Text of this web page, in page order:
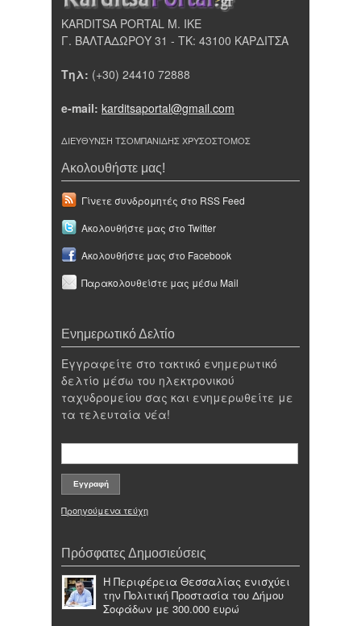
KARDITSA PORTAL Μ. ΙΚΕ
Γ. ΒΑΛΤΑΔΩΡΟΥ 31 - ΤΚ: 43100 ΚΑΡΔΙΤΣΑ
Τηλ: (+30) 24410 72888
e-mail: karditsaportal@gmail.com
ΔΙΕΥΘΥΝΣΗ ΤΣΟΜΠΑΝΙΔΗΣ ΧΡΥΣΟΣΤΟΜΟΣ
Ακολουθήστε μας!
Γίνετε συνδρομητές στο RSS Feed
Ακολουθήστε μας στο Twitter
Ακολουθήστε μας στο Facebook
Παρακολουθείστε μας μέσω Mail
Ενημερωτικό Δελτίο
Εγγραφείτε στο τακτικό ενημερωτικό
δελτίο μέσω του ηλεκτρονικού
ταχυδρομείου σας και ενημερωθείτε με
τα τελευταία νέα!
Προηγούμενα τεύχη
Πρόσφατες Δημοσιεύσεις
Η Περιφέρεια Θεσσαλίας ενισχύει
την Πολιτική Προστασία του Δήμου
Σοφάδων με 300.000 ευρώ